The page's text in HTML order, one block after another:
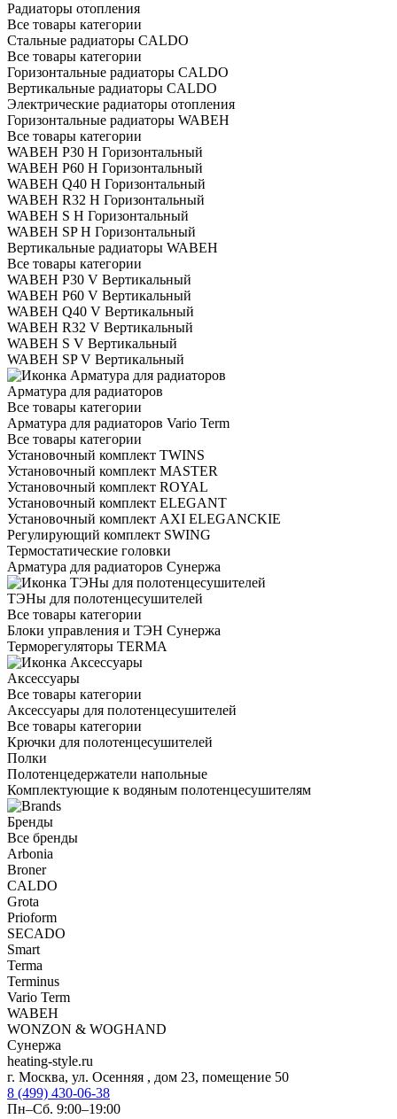
Радиаторы отопления
Все товары категории
Стальные радиаторы CALDO
Все товары категории
Горизонтальные радиаторы CALDO
Вертикальные радиаторы CALDO
Электрические радиаторы отопления
Горизонтальные радиаторы WABEH
Все товары категории
WABEH P30 H Горизонтальный
WABEH P60 H Горизонтальный
WABEH Q40 H Горизонтальный
WABEH R32 H Горизонтальный
WABEH S H Горизонтальный
WABEH SP H Горизонтальный
Вертикальные радиаторы WABEH
Все товары категории
WABEH P30 V Вертикальный
WABEH P60 V Вертикальный
WABEH Q40 V Вертикальный
WABEH R32 V Вертикальный
WABEH S V Вертикальный
WABEH SP V Вертикальный
Арматура для радиаторов
Все товары категории
Арматура для радиаторов Vario Term
Все товары категории
Установочный комплект TWINS
Установочный комплект MASTER
Установочный комплект ROYAL
Установочный комплект ELEGANT
Установочный комплект AXI ELEGANCKIE
Регулирующий комплект SWING
Термостатические головки
Арматура для радиаторов Сунержа
ТЭНы для полотенцесушителей
Все товары категории
Блоки управления и ТЭН Сунержа
Терморегуляторы TERMA
Аксессуары
Все товары категории
Аксессуары для полотенцесушителей
Все товары категории
Крючки для полотенцесушителей
Полки
Полотенцедержатели напольные
Комплектующие к водяным полотенцесушителям
Бренды
Все бренды
Arbonia
Broner
CALDO
Grota
Prioform
SECADO
Smart
Terma
Terminus
Vario Term
WABEH
WONZON & WOGHAND
Сунержа
heating-style.ru
г. Москва, ул. Осенняя , дом 23, помещение 50
8 (499) 430-06-38
Пн–Сб. 9:00–19:00